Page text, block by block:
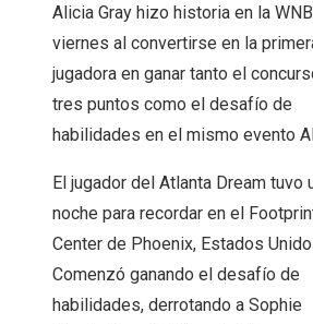
Alicia Gray hizo historia en la
viernes al convertirse en la
jugadora en ganar tanto el
tres puntos como el desafío de
habilidades en el mismo evento
El jugador del Atlanta Dream tuvo
noche para recordar en el
Center de Phoenix, Estados
Comenzó ganando el desafío de
habilidades, derrotando a Sophie